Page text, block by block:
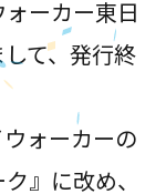
ーカー東日
て、発行終
ォーカーの
』に改め、